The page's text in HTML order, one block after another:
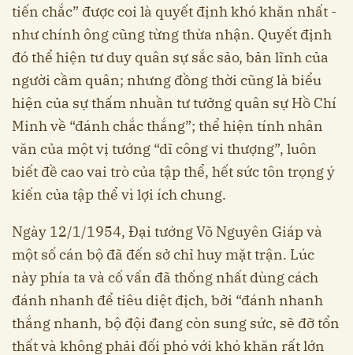
tiến chắc” được coi là quyết định khó khăn nhất -
như chính ông cũng từng thừa nhận. Quyết định
đó thể hiện tư duy quân sự sắc sảo, bản lĩnh của
người cầm quân; nhưng đồng thời cũng là biểu
hiện của sự thấm nhuần tư tưởng quân sự Hồ Chí
Minh về “đánh chắc thắng”; thể hiện tính nhân
văn của một vị tướng “dĩ công vi thượng”, luôn
biết đề cao vai trò của tập thể, hết sức tôn trọng ý
kiến của tập thể vì lợi ích chung.
Ngày 12/1/1954, Đại tướng Võ Nguyên Giáp và
một số cán bộ đã đến sở chỉ huy mặt trận. Lúc
này phía ta và cố vấn đã thống nhất dùng cách
đánh nhanh để tiêu diệt địch, bởi “đánh nhanh
thắng nhanh, bộ đội đang còn sung sức, sẽ đỡ tổn
thất và không phải đối phó với khó khăn rất lớn